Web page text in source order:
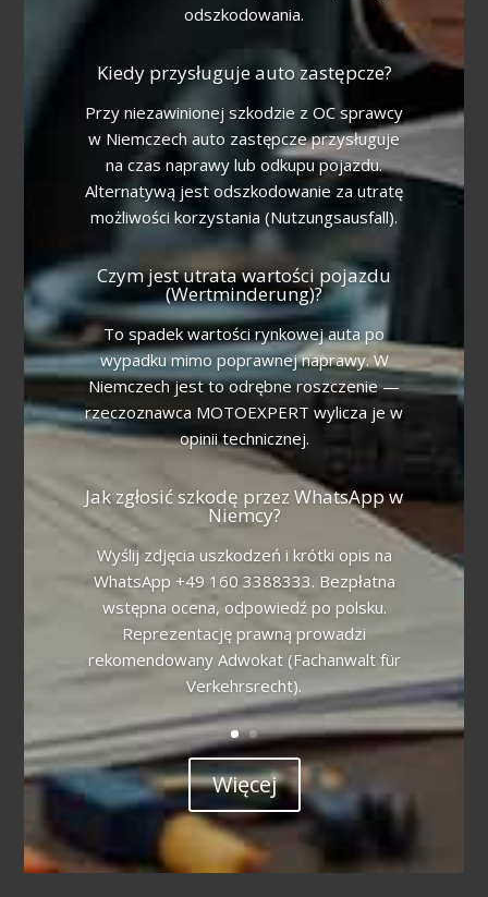
odszkodowania.
Kiedy przysługuje auto zastępcze?
Przy niezawinionej szkodzie z OC sprawcy
w Niemczech auto zastępcze przysługuje
na czas naprawy lub odkupu pojazdu.
Alternatywą jest odszkodowanie za utratę
możliwości korzystania (Nutzungsausfall).
Czym jest utrata wartości pojazdu
(Wertminderung)?
To spadek wartości rynkowej auta po
wypadku mimo poprawnej naprawy. W
Niemczech jest to odrębne roszczenie —
rzeczoznawca MOTOEXPERT wylicza je w
opinii technicznej.
Jak zgłosić szkodę przez WhatsApp w
Niemcy?
Wyślij zdjęcia uszkodzeń i krótki opis na
WhatsApp +49 160 3388333. Bezpłatna
wstępna ocena, odpowiedź po polsku.
Reprezentację prawną prowadzi
rekomendowany Adwokat (Fachanwalt für
Verkehrsrecht).
Więcej